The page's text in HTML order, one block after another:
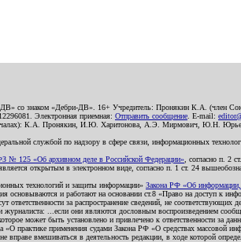
ДВ» со знаком «Дебри-ДВ». 16+ Учредитель: Пронякин К.А. (член
Электронная приемная: Отправить сообщение . E-mail:
началах): К.А. Пронякин, И.Ю. Харитонова, А.Э. Мирмович,
службой по надзору в сфере связи, информационных
№ 125 «Об архивном деле в Российской Федерации» , согласно п. 2
открытым в электронном виде, согласно п. 1 ст. 24
технологий и защиты информации» Закона РФ «Об
основываются и работают на основании ст.8 «Право на доступ к
за распространение сведений, не
...если они являются дословным воспроизведением
может быть установлено и привлечено к ответственности за
применения судами Закона РФ «О средствах массовой
вмешиваться в деятельность редакции, в ходе которой